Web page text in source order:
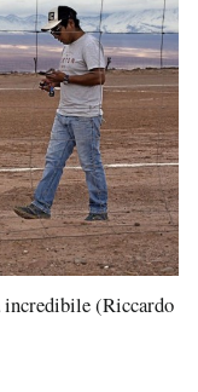
incredibile (Riccardo